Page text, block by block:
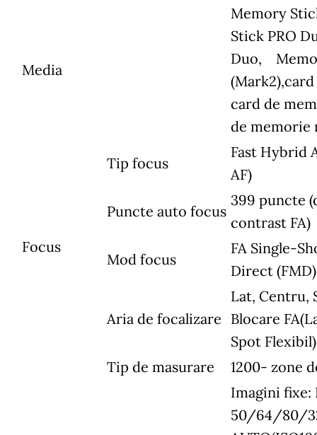
Media
Memory
Stick PRO
Duo,
card de
de memorie
Focus
Tip focus
Fast Hybrid
AF)
Puncte auto focus
399 puncte
contrast FA)
Mod focus
FA Single-
Direct
Aria de focalizare
Lat, Centru,
Blocare
Spot Flexibil)
Tip de masurare
1200- zone
Imagini fixe:
50/64/80/